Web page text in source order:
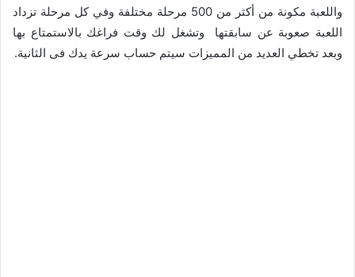
واللعبة مكونة من أكثر من 500 مرحلة مختلفة وفي كل مرحلة تزداد
اللعبة صعوبة عن سابقتها وتشغل لك وقت فراغك بالاستمتاع بها
وبعد تخطي العديد من المميزات سيتم حساب سرعة يدك فى الثانية.